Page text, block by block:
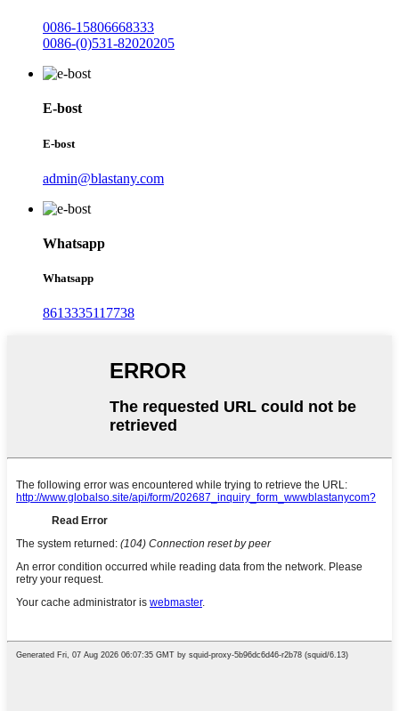
0086-15806668333
0086-(0)531-82020205
E-bost
E-bost
admin@blastany.com
Whatsapp
Whatsapp
8613335117738